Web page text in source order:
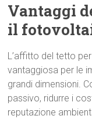
Vantaggi
il
L’affitto del tetto
vantaggiosa per le
grandi dimensioni.
passivo, ridurre i
reputazione